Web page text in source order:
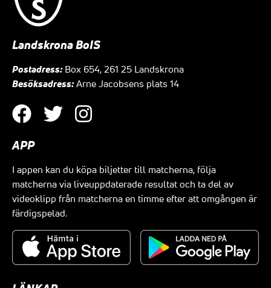
Landskrona BoIS
Postadress: Box 654, 261 25 Landskrona
Besöksadress: Arne Jacobsens plats 14
APP
I appen kan du köpa biljetter till matcherna, följa
matcherna via liveuppdaterade resultat och ta del av
videoklipp från matcherna en timme efter att omgången är
färdigspelad.